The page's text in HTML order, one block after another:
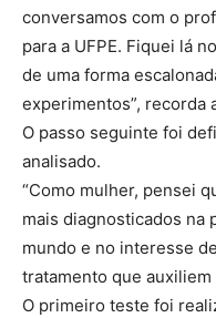
conversamos com o
para a UFPE. Fiquei lá
de uma forma
experimentos”, recorda
O passo seguinte foi
analisado.
“Como mulher, pensei
mais diagnosticados na
mundo e no interesse
tratamento que auxiliem
O primeiro teste foi